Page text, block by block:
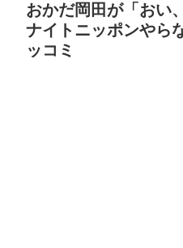
おかだ岡田が「おい
ナイトニッポンやら
ッコミ